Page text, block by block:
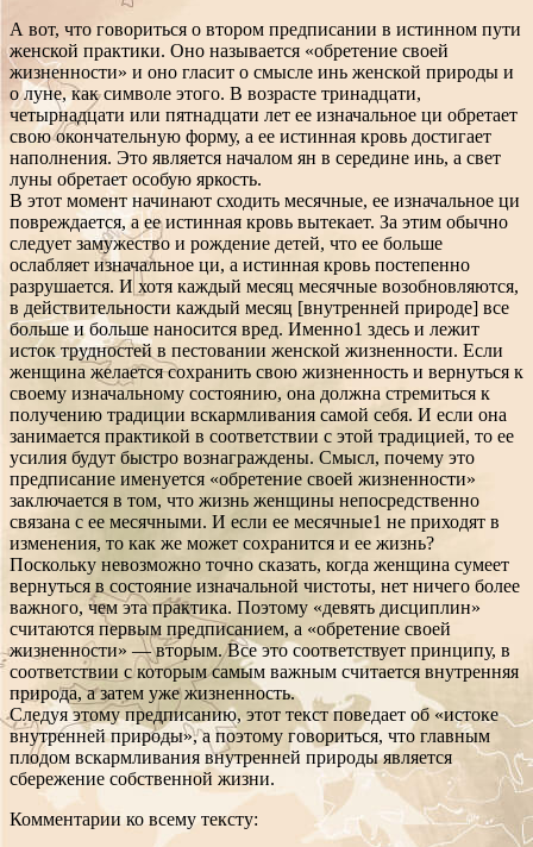
А вот, что говориться о втором предписании в истинном пути
женской практики. Оно называется «обретение своей
жизненности» и оно гласит о смысле инь женской природы и
о луне, как символе этого. В возрасте тринадцати,
четырнадцати или пятнадцати лет ее изначальное ци обретает
свою окончательную форму, а ее истинная кровь достигает
наполнения. Это является началом ян в середине инь, а свет
луны обретает особую яркость.
В этот момент начинают сходить месячные, ее изначальное ци
повреждается, а ее истинная кровь вытекает. За этим обычно
следует замужество и рождение детей, что ее больше
ослабляет изначальное ци, а истинная кровь постепенно
разрушается. И хотя каждый месяц месячные возобновляются,
в действительности каждый месяц [внутренней природе] все
больше и больше наносится вред. Именно1 здесь и лежит
исток трудностей в пестовании женской жизненности. Если
женщина желается сохранить свою жизненность и вернуться к
своему изначальному состоянию, она должна стремиться к
получению традиции вскармливания самой себя. И если она
занимается практикой в соответствии с этой традицией, то ее
усилия будут быстро вознаграждены. Смысл, почему это
предписание именуется «обретение своей жизненности»
заключается в том, что жизнь женщины непосредственно
связана с ее месячными. И если ее месячные1 не приходят в
изменения, то как же может сохранится и ее жизнь?
Поскольку невозможно точно сказать, когда женщина сумеет
вернуться в состояние изначальной чистоты, нет ничего более
важного, чем эта практика. Поэтому «девять дисциплин»
считаются первым предписанием, а «обретение своей
жизненности» — вторым. Все это соответствует принципу, в
соответствии с которым самым важным считается внутренняя
природа, а затем уже жизненность.
Следуя этому предписанию, этот текст поведает об «истоке
внутренней природы», а поэтому говориться, что главным
плодом вскармливания внутренней природы является
сбережение собственной жизни.
Комментарии ко всему тексту: